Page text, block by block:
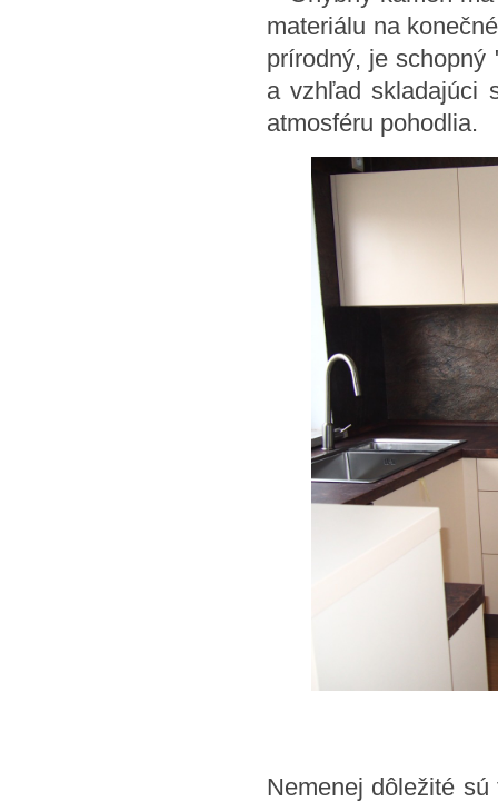
materiálu na
prírodný, je schopný
a vzhľad skladajúci
atmosféru pohodlia.
Nemenej dôležité